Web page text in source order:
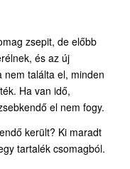
zsepit, de előbb
és az új
nem találta el, minden
Ha van idő,
el nem fogy.
került? Ki maradt
tartalék csomagból.